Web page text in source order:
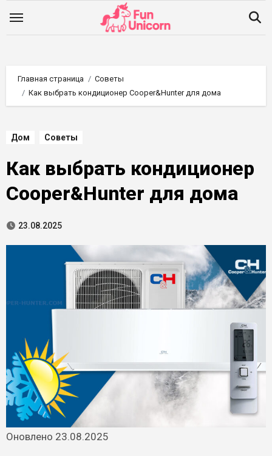
Главная страница
Советы
Как выбрать кондиционер Cooper&Hunter для дома
Дом Советы
Как выбрать кондиционер
Cooper&Hunter для дома
23.08.2025
Оновлено 23.08.2025